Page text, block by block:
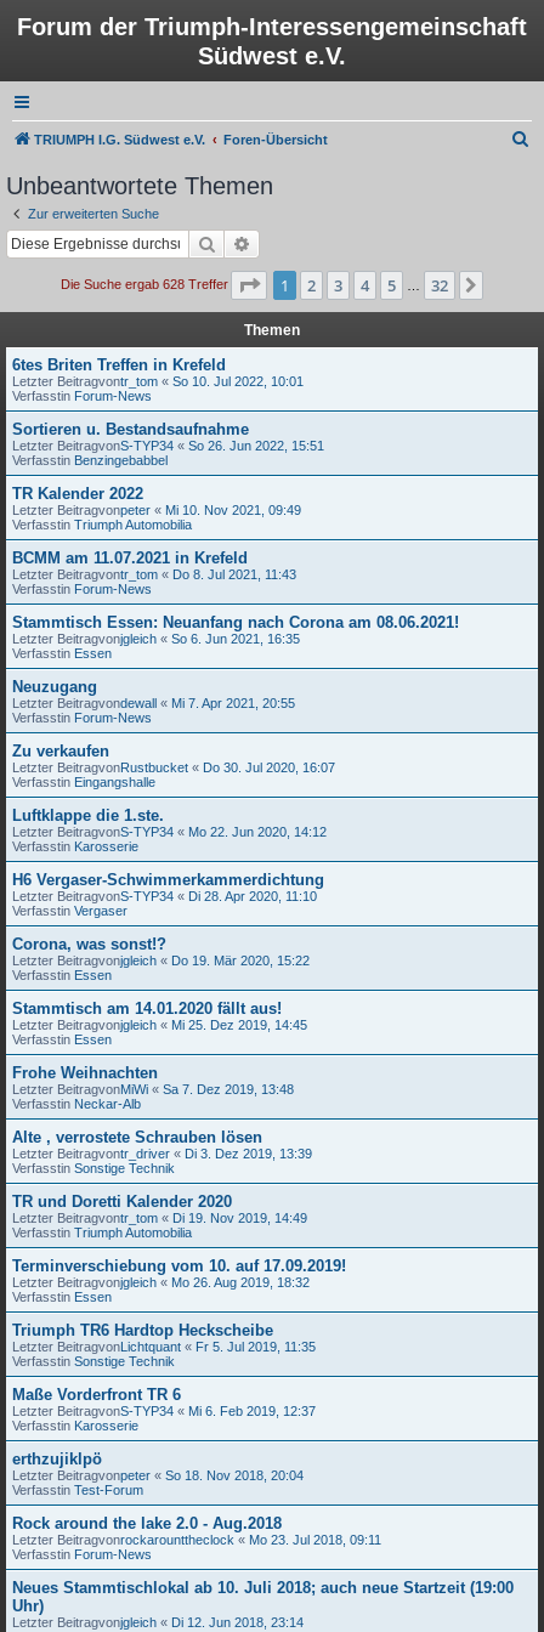
Forum der Triumph-Interessengemeinschaft
Südwest e.V.
TRIUMPH I.G. Südwest e.V. Foren-Übersicht
Unbeantwortete Themen
Zur erweiterten Suche
Suche
Die Suche ergab 628 Treffer Seite 1von 32
1 2 3 4 5 32
Themen
6tes Briten Treffen in Krefeld
Letzter Beitragvontr_tom « So 10. Jul 2022, 10:01
Verfasstin Forum-News
Sortieren u. Bestandsaufnahme
Letzter BeitragvonS-TYP34 « So 26. Jun 2022, 15:51
Verfasstin Benzingebabbel
TR Kalender 2022
Letzter Beitragvonpeter « Mi 10. Nov 2021, 09:49
Verfasstin Triumph Automobilia
BCMM am 11.07.2021 in Krefeld
Letzter Beitragvontr_tom « Do 8. Jul 2021, 11:43
Verfasstin Forum-News
Stammtisch Essen: Neuanfang nach Corona am 08.06.2021!
Letzter Beitragvonjgleich « So 6. Jun 2021, 16:35
Verfasstin Essen
Neuzugang
Letzter Beitragvondewall « Mi 7. Apr 2021, 20:55
Verfasstin Forum-News
Zu verkaufen
Letzter BeitragvonRustbucket « Do 30. Jul 2020, 16:07
Verfasstin Eingangshalle
Luftklappe die 1.ste.
Letzter BeitragvonS-TYP34 « Mo 22. Jun 2020, 14:12
Verfasstin Karosserie
H6 Vergaser-Schwimmerkammerdichtung
Letzter BeitragvonS-TYP34 « Di 28. Apr 2020, 11:10
Verfasstin Vergaser
Corona, was sonst!?
Letzter Beitragvonjgleich « Do 19. Mär 2020, 15:22
Verfasstin Essen
Stammtisch am 14.01.2020 fällt aus!
Letzter Beitragvonjgleich « Mi 25. Dez 2019, 14:45
Verfasstin Essen
Frohe Weihnachten
Letzter BeitragvonMiWi « Sa 7. Dez 2019, 13:48
Verfasstin Neckar-Alb
Alte , verrostete Schrauben lösen
Letzter Beitragvontr_driver « Di 3. Dez 2019, 13:39
Verfasstin Sonstige Technik
TR und Doretti Kalender 2020
Letzter Beitragvontr_tom « Di 19. Nov 2019, 14:49
Verfasstin Triumph Automobilia
Terminverschiebung vom 10. auf 17.09.2019!
Letzter Beitragvonjgleich « Mo 26. Aug 2019, 18:32
Verfasstin Essen
Triumph TR6 Hardtop Heckscheibe
Letzter BeitragvonLichtquant « Fr 5. Jul 2019, 11:35
Verfasstin Sonstige Technik
Maße Vorderfront TR 6
Letzter BeitragvonS-TYP34 « Mi 6. Feb 2019, 12:37
Verfasstin Karosserie
erthzujiklpö
Letzter Beitragvonpeter « So 18. Nov 2018, 20:04
Verfasstin Test-Forum
Rock around the lake 2.0 - Aug.2018
Letzter Beitragvonrockarounttheclock « Mo 23. Jul 2018, 09:11
Verfasstin Forum-News
Neues Stammtischlokal ab 10. Juli 2018; auch neue Startzeit (19:00
Uhr)
Letzter Beitragvonjgleich « Di 12. Jun 2018, 23:14